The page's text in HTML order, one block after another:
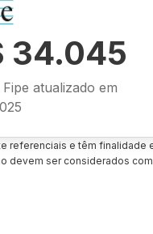
34.045
atualizado em
referenciais e têm finalidade
devem ser considerados